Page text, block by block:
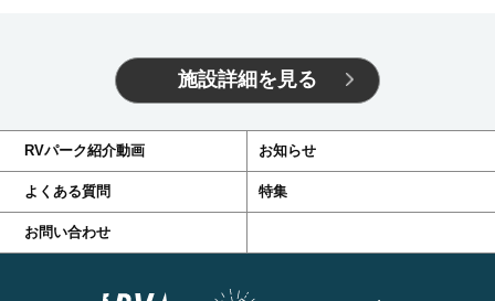
施設詳細を見る
RVパーク紹介動画 お知らせ
よくある質問 特集
お問い合わせ